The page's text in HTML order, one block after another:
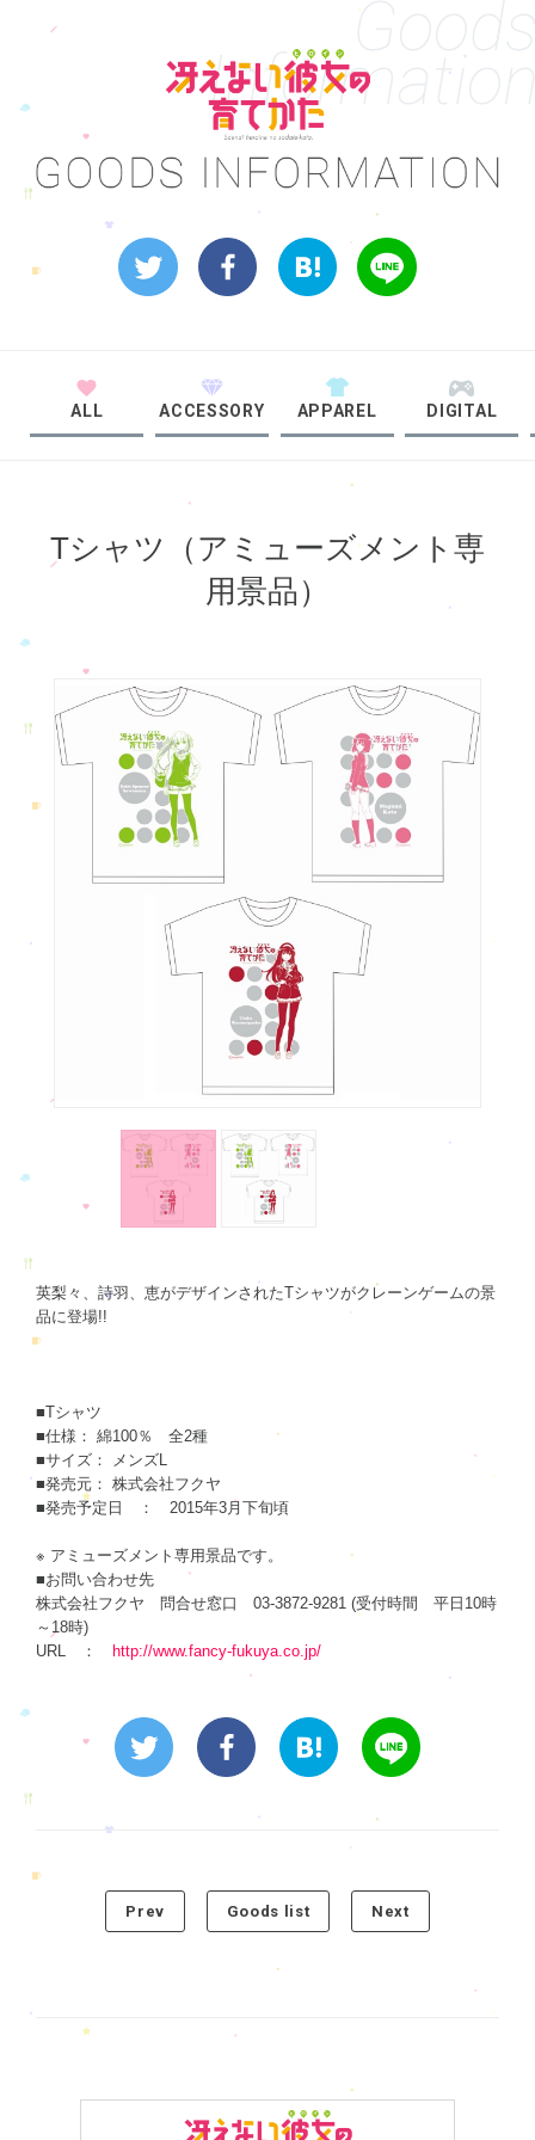
ALL ACCESSORY APPAREL DIGITAL
Tシャツ（アミューズメント専
用景品）
英梨々、詩羽、恵がデザインされたTシャツがクレーンゲームの景
品に登場!!
■Tシャツ
■仕様： 綿100％ 全2種
■サイズ： メンズL
■発売元： 株式会社フクヤ
■発売予定日 ： 2015年3月下旬頃
※ アミューズメント専用景品です。
■お問い合わせ先
株式会社フクヤ 問合せ窓口 03-3872-9281 (受付時間 平日10時
～18時)
URL ：
http://www.fancy-fukuya.co.jp/
Prev Goods list Next